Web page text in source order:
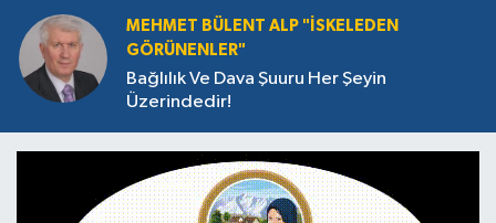
MEHMET BÜLENT ALP "İSKELEDEN
GÖRÜNENLER"
Bağlılık Ve Dava Şuuru Her Şeyin
Üzerindedir!